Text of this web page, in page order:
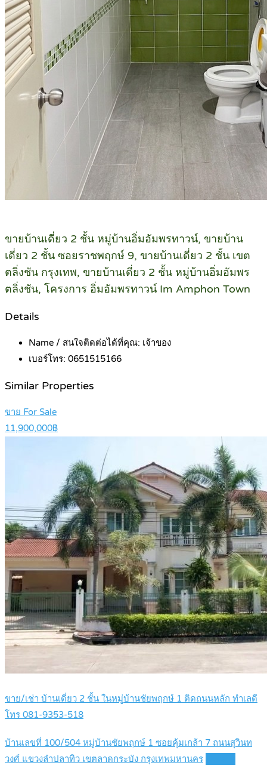
ขายบ้านเดี่ยว 2 ชั้น หมู่บ้านอิ่มอัมพรทาวน์, ขายบ้าน
เดี่ยว 2 ชั้น ซอยราชพฤกษ์ 9, ขายบ้านเดี่ยว 2 ชั้น เขต
ตลิ่งชัน กรุงเทพ, ขายบ้านเดี่ยว 2 ชั้น หมู่บ้านอิ่มอัมพร
ตลิ่งชัน, โครงการ อิ่มอัมพรทาวน์ Im Amphon Town
Details
Name / สนใจติดต่อได้ที่คุณ: เจ้าของ
เบอร์โทร: 0651515166
Similar Properties
ขาย For Sale
11,900,000฿
ขาย/เช่า บ้านเดี่ยว 2 ชั้น ในหมู่บ้านชัยพฤกษ์ 1 ติดถนนหลัก ทำเลดี
โทร 081-9353-518
บ้านเลขที่ 100/504 หมู่บ้านชัยพฤกษ์ 1 ซอยคุ้มเกล้า 7 ถนนสุวินท
วงศ์ แขวงลำปลาทิว เขตลาดกระบัง กรุงเทพมหานคร